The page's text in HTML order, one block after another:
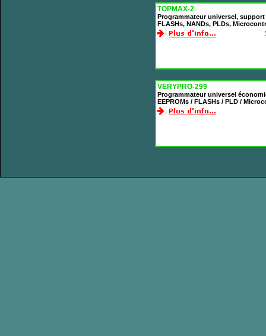
TOPMAX-2
Programmateur universel, support
FLASHs, NANDs, PLDs,
VERYPRO-299
Programmateur universel
EEPROMs / FLASHs / PLD /